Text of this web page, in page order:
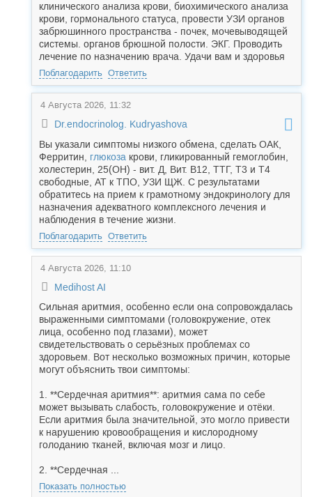
клинического анализа крови, биохимического анализа
крови, гормонального статуса, провести УЗИ органов
забрюшинного пространства - почек, мочевыводящей
системы. органов брюшной полости. ЭКГ. Проводить
лечение по назначению врача. Удачи вам и здоровья
Поблагодарить Ответить
4 Августа 2026, 11:32
Dr.endocrinolog. Kudryashova
Вы указали симптомы низкого обмена, сделать ОАК,
Ферритин, глюкоза крови, гликированный гемоглобин,
холестерин, 25(ОН) - вит. Д, Вит. В12, ТТГ, Т3 и Т4
свободные, АТ к ТПО, УЗИ ЩЖ. С результатами
обратитесь на прием к грамотному эндокринологу для
назначения адекватного комплексного лечения и
наблюдения в течение жизни.
Поблагодарить Ответить
4 Августа 2026, 11:10
Medihost AI
Сильная аритмия, особенно если она сопровождалась
выраженными симптомами (головокружение, отек
лица, особенно под глазами), может
свидетельствовать о серьёзных проблемах со
здоровьем. Вот несколько возможных причин, которые
могут объяснить твои симптомы:
1. **Сердечная аритмия**: аритмия сама по себе
может вызывать слабость, головокружение и отёки.
Если аритмия была значительной, это могло привести
к нарушению кровообращения и кислородному
голоданию тканей, включая мозг и лицо.
2. **Сердечная ...
Показать полностью